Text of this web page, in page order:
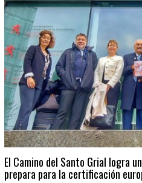
El Camino del Santo Grial logra
prepara para la certificación